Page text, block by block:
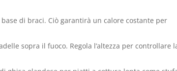
di braci. Ciò garantirà un calore costante per
sopra il fuoco. Regola l’altezza per controllare